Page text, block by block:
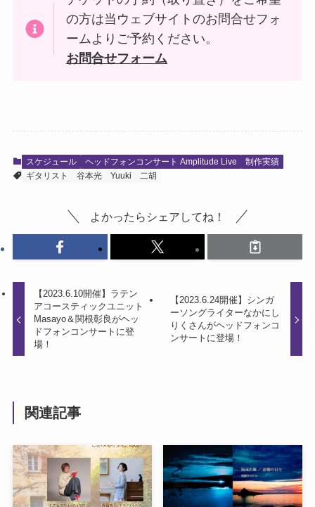
の方は当ウェブサイトのお問合せフォ
ームよりご予約ください。
お問合せフォーム
スケジュール ヘッドフォンコンサート Amplitude Live
制作実績
ギタリスト
谷本光 Yuuki 二胡
よかったらシェアしてね！
【2023.6.10開催】ラテン
アコースティックユニット
Masayo＆関根彰良がヘッ
ドフォンコンサートに登
場！
【2023.6.24開催】シンガ
ーソングライターなかにし
りくさんがヘッドフォンコ
ンサートに登場！
関連記事